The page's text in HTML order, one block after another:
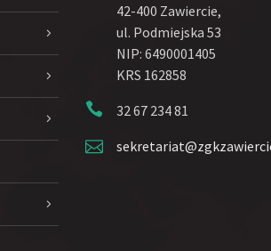
42-400 Zawiercie,
ul. Podmiejska 53
NIP: 6490001405
KRS 162858
32 67 234 81